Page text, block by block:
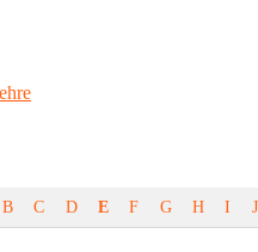
B C D E F G H I J